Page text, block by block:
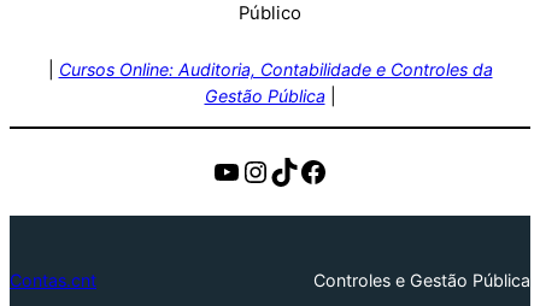
Público
Cursos Online: Auditoria, Contabilidade e Controles da
Gestão Pública|
https://
Instagram
TikTok
Facebook
Contas.cnt Controles e Gestão Pública